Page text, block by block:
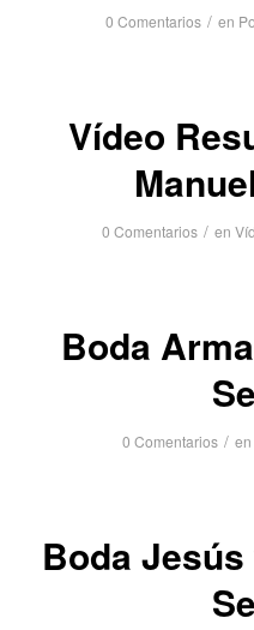
0 Comentarios / en
Vídeo
0 Comentarios / en
Boda
0 Comentarios / en
Boda